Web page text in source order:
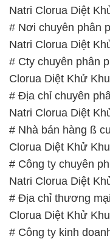
Natri Clorua Diệt
# Nơi chuyên phân
Natri Clorua Diệt
# Cty chuyên phân
Clorua Diệt Khử
# Địa chỉ chuyên
Natri Clorua Diệt
# Nhà bán hàng ß
Clorua Diệt Khử
# Công ty chuyên
Natri Clorua Diệt
# Địa chỉ thương
Clorua Diệt Khử
# Công ty kinh